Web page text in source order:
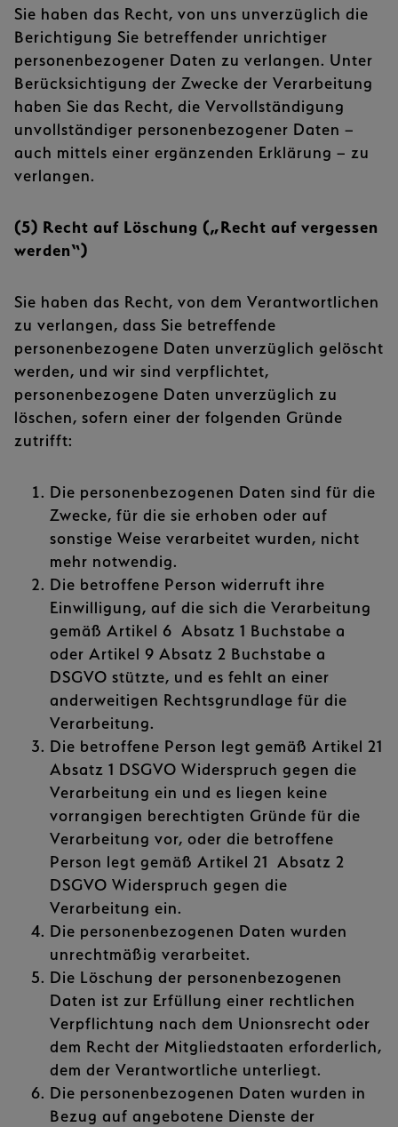
Sie haben das Recht, von uns unverzüglich die
Berichtigung Sie betreffender unrichtiger
personenbezogener Daten zu verlangen. Unter
Berücksichtigung der Zwecke der Verarbeitung
haben Sie das Recht, die Vervollständigung
unvollständiger personenbezogener Daten –
auch mittels einer ergänzenden Erklärung – zu
verlangen.
(5) Recht auf Löschung („Recht auf vergessen
werden“)
Sie haben das Recht, von dem Verantwortlichen
zu verlangen, dass Sie betreffende
personenbezogene Daten unverzüglich gelöscht
werden, und wir sind verpflichtet,
personenbezogene Daten unverzüglich zu
löschen, sofern einer der folgenden Gründe
zutrifft:
Die personenbezogenen Daten sind für die
Zwecke, für die sie erhoben oder auf
sonstige Weise verarbeitet wurden, nicht
mehr notwendig.
Die betroffene Person widerruft ihre
Einwilligung, auf die sich die Verarbeitung
gemäß Artikel 6 Absatz 1 Buchstabe a
oder Artikel 9 Absatz 2 Buchstabe a
DSGVO stützte, und es fehlt an einer
anderweitigen Rechtsgrundlage für die
Verarbeitung.
Die betroffene Person legt gemäß Artikel 21
Absatz 1 DSGVO Widerspruch gegen die
Verarbeitung ein und es liegen keine
vorrangigen berechtigten Gründe für die
Verarbeitung vor, oder die betroffene
Person legt gemäß Artikel 21 Absatz 2
DSGVO Widerspruch gegen die
Verarbeitung ein.
Die personenbezogenen Daten wurden
unrechtmäßig verarbeitet.
Die Löschung der personenbezogenen
Daten ist zur Erfüllung einer rechtlichen
Verpflichtung nach dem Unionsrecht oder
dem Recht der Mitgliedstaaten erforderlich,
dem der Verantwortliche unterliegt.
Die personenbezogenen Daten wurden in
Bezug auf angebotene Dienste der